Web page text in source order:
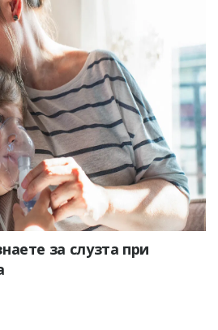
за слузта при